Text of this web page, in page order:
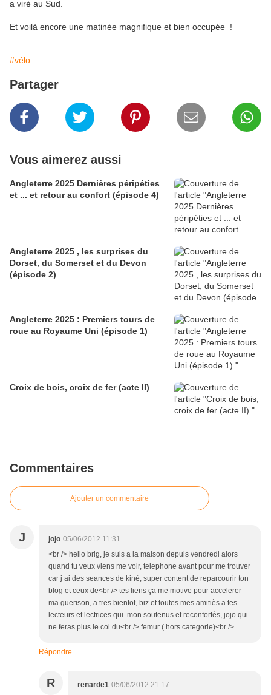
a viré au Sud.
Et voilà encore une matinée magnifique et bien occupée !
#vélo
Partager
Vous aimerez aussi
Angleterre 2025 Dernières péripéties
et ... et retour au confort (épisode 4)
Angleterre 2025 , les surprises du
Dorset, du Somerset et du Devon
(épisode 2)
Angleterre 2025 : Premiers tours de
roue au Royaume Uni (épisode 1)
Croix de bois, croix de fer (acte II)
Commentaires
Ajouter un commentaire
J jojo 05/06/2012 11:31
<br /> hello brig, je suis a la maison depuis vendredi alors
quand tu veux viens me voir, telephone avant pour me trouver
car j ai des seances de kinè, super content de reparcourir ton
blog et ceux de<br /> tes liens ça me motive pour accelerer
ma guerison, a tres bientot, biz et toutes mes amitiès a tes
lecteurs et lectrices qui mon soutenus et reconfortès, jojo qui
ne feras plus le col du<br /> femur ( hors categorie)<br />
Répondre
R renarde1 05/06/2012 21:17